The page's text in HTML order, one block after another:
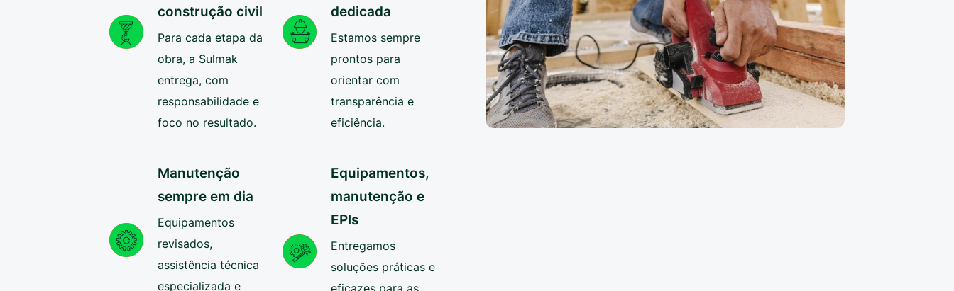
construção civil
Para cada etapa da
obra, a Sulmak
entrega, com
responsabilidade e
foco no resultado.
dedicada
Estamos sempre
prontos para
orientar com
transparência e
eficiência.
Manutenção
sempre em dia
Equipamentos
revisados,
assistência técnica
especializada e
Equipamentos,
manutenção e
EPIs
Entregamos
soluções práticas e
eficazes para as